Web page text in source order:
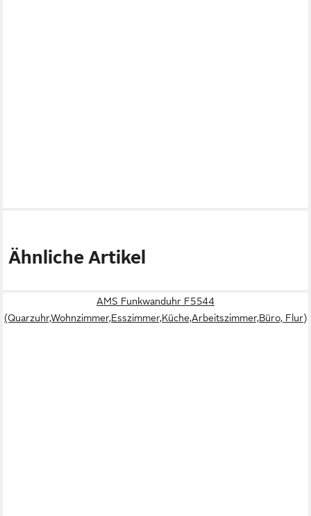
Ähnliche Artikel
AMS Funkwanduhr F5544
(Quarzuhr,Wohnzimmer,Esszimmer,Küche,Arbeitszimmer,Büro, Flur)